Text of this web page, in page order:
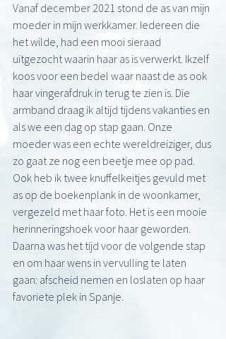
Vanaf december 2021 stond de as van mijn
moeder in mijn werkkamer. Iedereen die
het wilde, had een mooi sieraad
uitgezocht waarin haar as is verwerkt. Ikzelf
koos voor een bedel waar naast de as ook
haar vingerafdruk in terug te zien is. Die
armband draag ik altijd tijdens vakanties en
als we een dag op stap gaan. Onze
moeder was een echte wereldreiziger, dus
zo gaat ze nog een beetje mee op pad.
Ook heb ik twee knuffelkeitjes gevuld met
as op de boekenplank in de woonkamer,
vergezeld met haar foto. Het is een mooie
herinneringshoek voor haar geworden.
Daarna was het tijd voor de volgende stap
en om haar wens in vervulling te laten
gaan: afscheid nemen en loslaten op haar
favoriete plek in Spanje.